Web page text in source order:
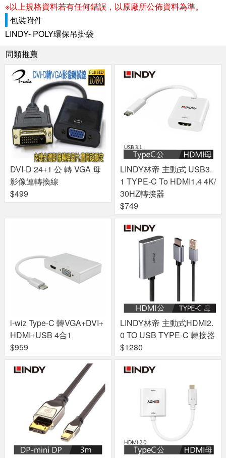
※以上規格資料若有任何錯誤，以原廠所公佈資料為準。
包裝附件
LINDY- POLY環保吊掛袋
同類推薦
DVI-D 24+1 公 轉 VGA 母
影像連轉換線
$499
LINDY林帝 主動式 USB3.
1 TYPE-C To HDMI1.4 4K/
30HZ轉接器
$749
i-wiz Type-C 轉VGA+DVI+
HDMI+USB 4合1
$959
LINDY林帝 主動式HDMI2.
0 TO USB TYPE-C 轉接器
$1280